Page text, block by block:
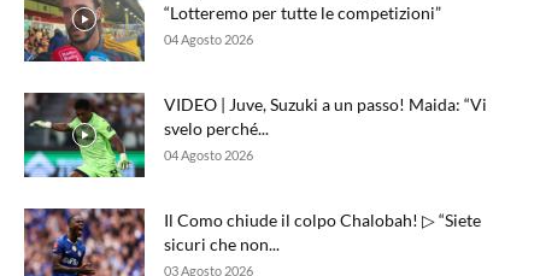
“Lotteremo per tutte le competizioni”
04 Agosto 2026
VIDEO | Juve, Suzuki a un passo! Maida: “Vi
svelo perché...
04 Agosto 2026
Il Como chiude il colpo Chalobah! ▷ “Siete
sicuri che non...
03 Agosto 2026